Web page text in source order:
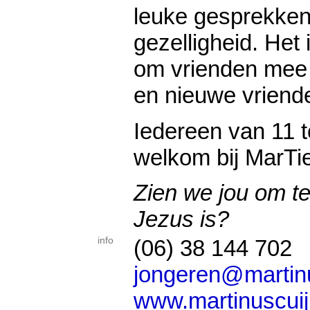
leuke
gezelligheid. Het
om vrienden
en nieuwe
Iedereen van 11
welkom bij
Zien we jou om
Jezus is?
info
(06) 38 144 702